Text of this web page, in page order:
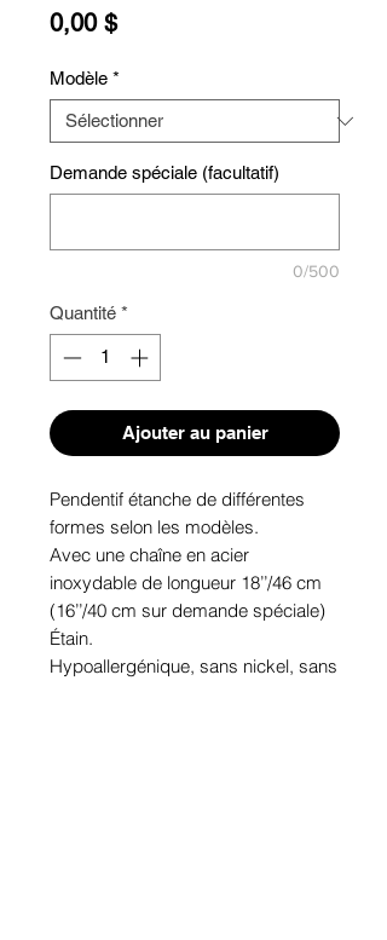
0,00 $Prix
Modèle *
Demande spéciale (facultatif)
0/500
Quantité *
Ajouter au panier
Pendentif étanche de différentes
formes selon les modèles.
Avec une chaîne en acier
inoxydable de longueur 18’’/46 cm
(16’’/40 cm sur demande spéciale)
Étain.
Hypoallergénique, sans nickel, sans